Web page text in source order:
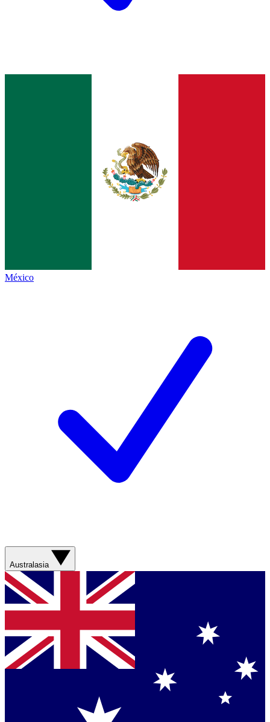
México
Australasia